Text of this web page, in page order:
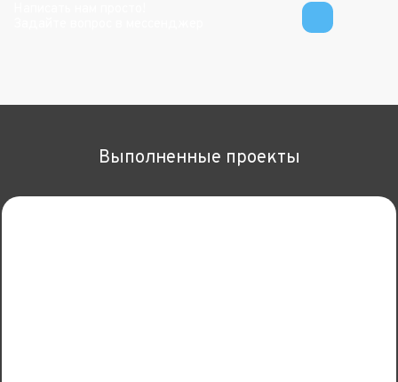
Выполненные проекты